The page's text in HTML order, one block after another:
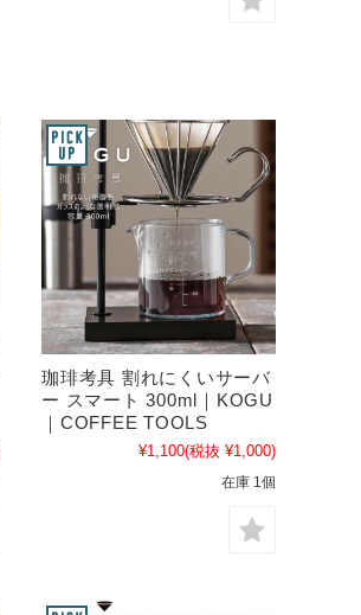
珈琲考具 割れにくいサーバ
ー スマート 300ml｜KOGU
｜COFFEE TOOLS
¥1,100(税抜 ¥1,000)
在庫 1個